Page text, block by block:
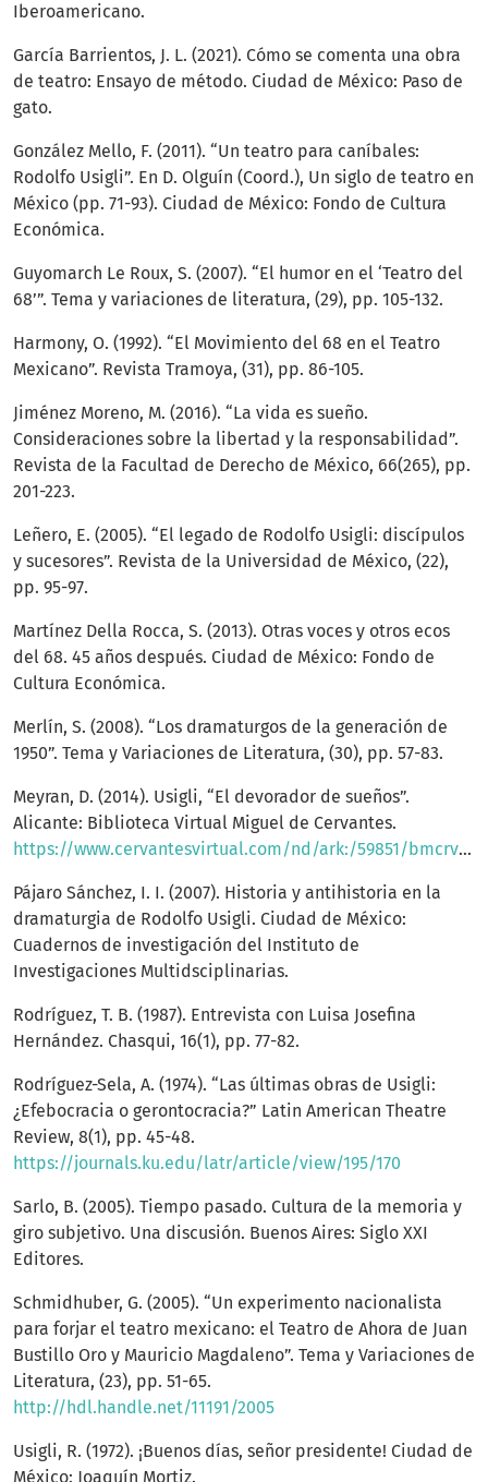
Iberoamericano.
García Barrientos, J. L. (2021). Cómo se comenta una obra
de teatro: Ensayo de método. Ciudad de México: Paso de
gato.
González Mello, F. (2011). “Un teatro para caníbales:
Rodolfo Usigli”. En D. Olguín (Coord.), Un siglo de teatro en
México (pp. 71-93). Ciudad de México: Fondo de Cultura
Económica.
Guyomarch Le Roux, S. (2007). “El humor en el ‘Teatro del
68’”. Tema y variaciones de literatura, (29), pp. 105-132.
Harmony, O. (1992). “El Movimiento del 68 en el Teatro
Mexicano”. Revista Tramoya, (31), pp. 86-105.
Jiménez Moreno, M. (2016). “La vida es sueño.
Consideraciones sobre la libertad y la responsabilidad”.
Revista de la Facultad de Derecho de México, 66(265), pp.
201-223.
Leñero, E. (2005). “El legado de Rodolfo Usigli: discípulos
y sucesores”. Revista de la Universidad de México, (22),
pp. 95-97.
Martínez Della Rocca, S. (2013). Otras voces y otros ecos
del 68. 45 años después. Ciudad de México: Fondo de
Cultura Económica.
Merlín, S. (2008). “Los dramaturgos de la generación de
1950”. Tema y Variaciones de Literatura, (30), pp. 57-83.
Meyran, D. (2014). Usigli, “El devorador de sueños”.
Alicante: Biblioteca Virtual Miguel de Cervantes.
https://www.cervantesvirtual.com/nd/ark:/59851/bmcrv2c5
Pájaro Sánchez, I. I. (2007). Historia y antihistoria en la
dramaturgia de Rodolfo Usigli. Ciudad de México:
Cuadernos de investigación del Instituto de
Investigaciones Multidsciplinarias.
Rodríguez, T. B. (1987). Entrevista con Luisa Josefina
Hernández. Chasqui, 16(1), pp. 77-82.
Rodríguez-Sela, A. (1974). “Las últimas obras de Usigli:
¿Efebocracia o gerontocracia?” Latin American Theatre
Review, 8(1), pp. 45-48.
https://journals.ku.edu/latr/article/view/195/170
Sarlo, B. (2005). Tiempo pasado. Cultura de la memoria y
giro subjetivo. Una discusión. Buenos Aires: Siglo XXI
Editores.
Schmidhuber, G. (2005). “Un experimento nacionalista
para forjar el teatro mexicano: el Teatro de Ahora de Juan
Bustillo Oro y Mauricio Magdaleno”. Tema y Variaciones de
Literatura, (23), pp. 51-65.
http://hdl.handle.net/11191/2005
Usigli, R. (1972). ¡Buenos días, señor presidente! Ciudad de
México: Joaquín Mortiz.